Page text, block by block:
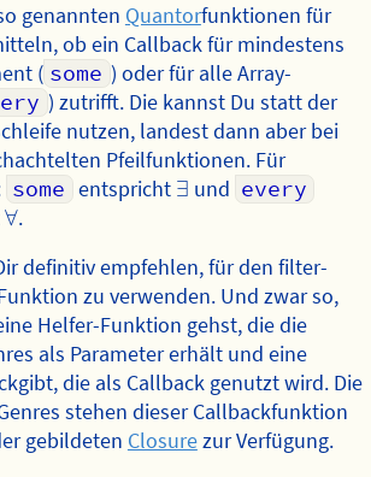
genannten Quantorfunktionen für
ob ein Callback für mindestens
( some ) oder für alle Array-
) zutrifft. Die kannst Du statt der
nutzen, landest dann aber bei
Pfeilfunktionen. Für
some entspricht ∃
∃ und every
∀
∀.
definitiv empfehlen, für den filter-
zu verwenden. Und zwar so,
Helfer-Funktion gehst, die die
als Parameter erhält und eine
die als Callback genutzt wird. Die
stehen dieser Callbackfunktion
gebildeten Closurezur Verfügung.